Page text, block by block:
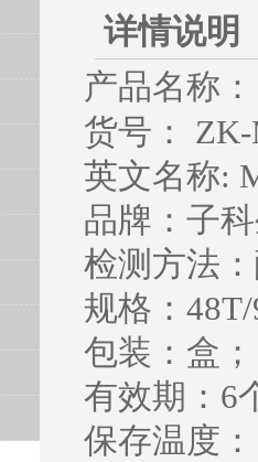
详情说明
产品名称：
货号：
英文名称:
品牌：子
检测方法
规格：
包装：盒；
有效期： 6
保存温度 ：